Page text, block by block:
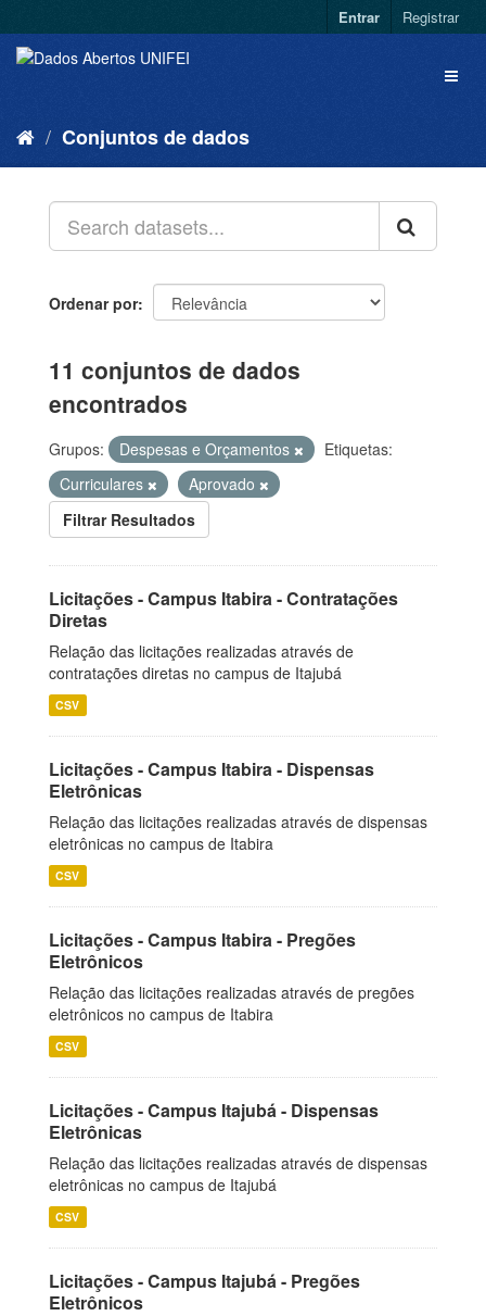
Entrar Registrar
Conjuntos de dados
Ordenar por
11 conjuntos de dados
encontrados
Grupos: Despesas e Orçamentos
Etiquetas:
Curriculares
Aprovado
Filtrar Resultados
Licitações - Campus Itabira - Contratações
Diretas
Relação das licitações realizadas através de
contratações diretas no campus de Itajubá
CSV
Licitações - Campus Itabira - Dispensas
Eletrônicas
Relação das licitações realizadas através de dispensas
eletrônicas no campus de Itabira
CSV
Licitações - Campus Itabira - Pregões
Eletrônicos
Relação das licitações realizadas através de pregões
eletrônicos no campus de Itabira
CSV
Licitações - Campus Itajubá - Dispensas
Eletrônicas
Relação das licitações realizadas através de dispensas
eletrônicas no campus de Itajubá
CSV
Licitações - Campus Itajubá - Pregões
Eletrônicos